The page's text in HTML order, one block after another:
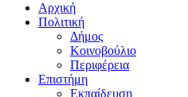
Αρχική
Πολιτική
Δήμος
Κοινοβούλιο
Περιφέρεια
Επιστήμη
Εκπαίδευση